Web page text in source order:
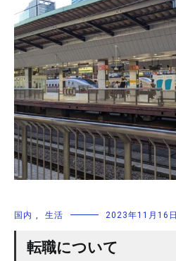
国内 , 生活 2023年11月16日
転職について